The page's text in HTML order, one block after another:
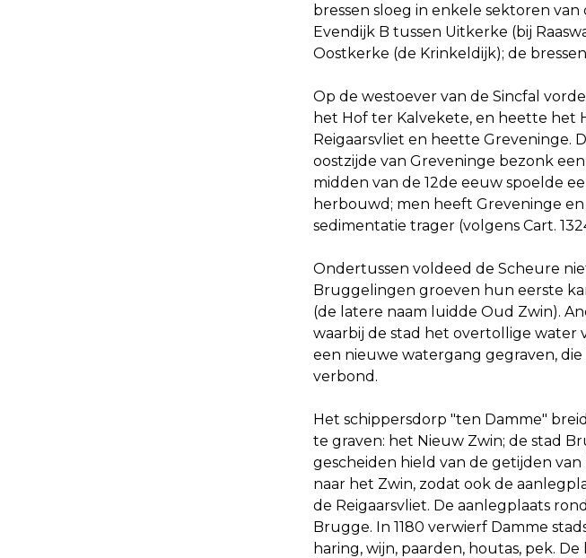
bressen sloeg in enkele sektoren
Evendijk B tussen Uitkerke (bij
Oostkerke (de Krinkeldijk); de
Op de westoever van de Sincfal
het Hof ter Kalvekete, en heette het
Reigaarsvliet en heette Greveninge.
oostzijde van Greveninge bezonk
midden van de 12de eeuw spoelde
herbouwd; men heeft Greveninge
sedimentatie trager (volgens Cart.
Ondertussen voldeed de Scheure
Bruggelingen groeven hun eerste
(de latere naam luidde Oud Zwin).
waarbij de stad het overtollige water
een nieuwe watergang gegraven,
verbond.
Het schippersdorp "ten Damme"
te graven: het Nieuw Zwin; de stad
gescheiden hield van de getijden
naar het Zwin, zodat ook de
de Reigaarsvliet. De aanlegplaats
Brugge. In 1180 verwierf Damme
haring, wijn, paarden, houtas, pek.